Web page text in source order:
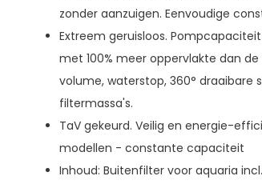
zonder aanzuigen. Eenvoudige
Extreem geruisloos.
met 100% meer oppervlakte dan de
volume, waterstop, 360° draaibare
filtermassa's.
TaV gekeurd. Veilig en energie-
modellen - constante capaciteit
Inhoud: Buitenfilter voor aquaria